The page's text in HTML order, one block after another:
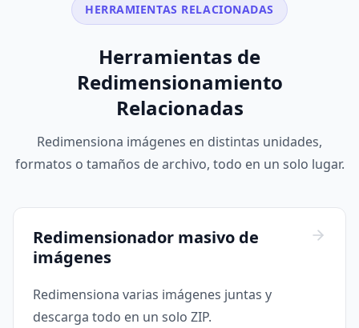
HERRAMIENTAS RELACIONADAS
Herramientas de
Redimensionamiento
Relacionadas
Redimensiona imágenes en distintas unidades,
formatos o tamaños de archivo, todo en un solo lugar.
Redimensionador masivo de
imágenes
Redimensiona varias imágenes juntas y
descarga todo en un solo ZIP.